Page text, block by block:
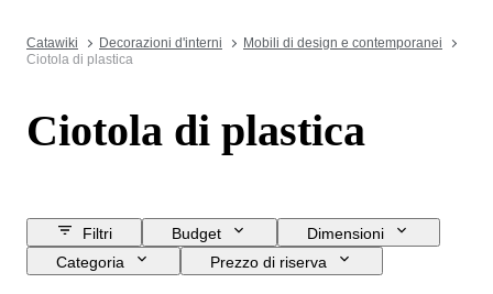
Catawiki Decorazioni d'interni
Mobili di design e contemporanei
Ciotola di plastica
Ciotola di plastica
Filtri Budget
Dimensioni
Categoria
Prezzo di riserva